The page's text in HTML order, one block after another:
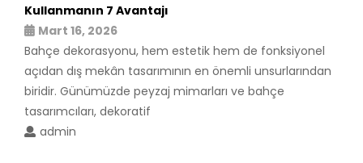
Kullanmanın 7 Avantajı
Mart 16, 2026
Bahçe dekorasyonu, hem estetik hem de fonksiyonel
açıdan dış mekân tasarımının en önemli unsurlarından
biridir. Günümüzde peyzaj mimarları ve bahçe
tasarımcıları, dekoratif
admin